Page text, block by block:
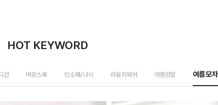
HOT KEYWORD
가디건 바캉스룩 민소매/나시 라운지웨어 여름양말 여